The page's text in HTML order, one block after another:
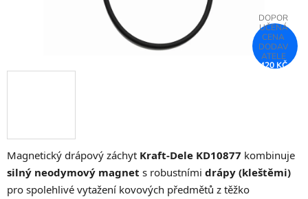
Magnetický drápový záchyt Kraft-Dele KD10877 kombinuje
silný neodymový magnet s robustními drápy (kleštěmi)
pro spolehlivé vytažení kovových předmětů z těžko
420 KČ